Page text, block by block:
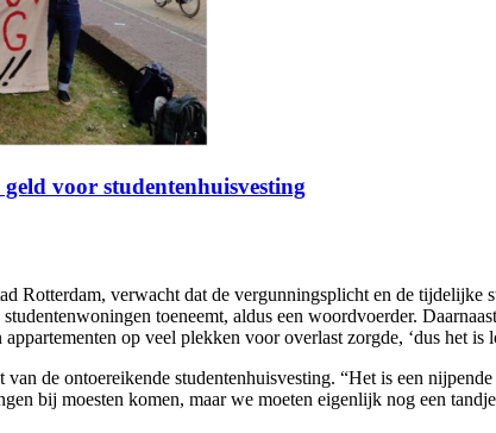
voor studentenhuisvesting
Rotterdam, verwacht dat de vergunningsplicht en de
toeneemt, aldus een woordvoerder.
op veel plekken voor overlast zorgde, ‘dus het
de ontoereikende studentenhuisvesting. “Het is een
bij moesten komen, maar we moeten eigenlijk nog een